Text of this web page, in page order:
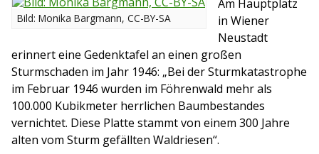
Bild: Monika Bargmann, CC-BY-SA
Am Hauptplatz
in Wiener
Neustadt
erinnert eine Gedenktafel an einen großen
Sturmschaden im Jahr 1946: „Bei der Sturmkatastrophe
im Februar 1946 wurden im Föhrenwald mehr als
100.000 Kubikmeter herrlichen Baumbestandes
vernichtet. Diese Platte stammt von einem 300 Jahre
alten vom Sturm gefällten Waldriesen“.